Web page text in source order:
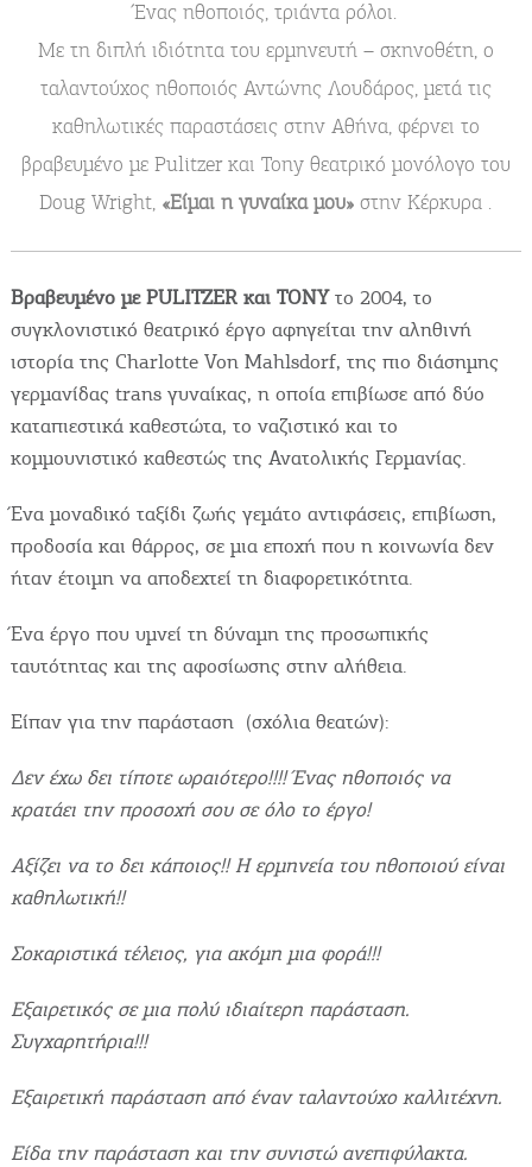
Δραστηριότητες για Μεγάλους & Παιδιά
Φαγητό, Ποτό, Διασκέδαση
ΚΑΤΑΧΩΡΕΊΣΤΕ ΤΗΝ ΕΠΙΧΕΊΡΗΣΗ ΣΑΣ
Μείνετε ενημερωμένοι
Γράψτε για την Κέρκυρα
Χάρτης Προορισμών
Videos
Επικοινωνία
Ένας ηθοποιός, τριάντα ρόλοι.
Με τη διπλή ιδιότητα του ερμηνευτή – σκηνοθέτη, ο
ταλαντούχος ηθοποιός Αντώνης Λουδάρος, μετά τις
καθηλωτικές παραστάσεις στην Αθήνα, φέρνει το
βραβευμένο με Pulitzer και Tony θεατρικό μονόλογο του
Doug Wright, «Είμαι η γυναίκα μου» στην Κέρκυρα .
Βραβευμένο με PULITZER και TONYτο 2004, το
συγκλονιστικό θεατρικό έργο αφηγείται την αληθινή
ιστορία της Charlotte Von Mahlsdorf, της πιο διάσημης
γερμανίδας trans γυναίκας, η οποία επιβίωσε από δύο
καταπιεστικά καθεστώτα, το ναζιστικό και το
κομμουνιστικό καθεστώς της Ανατολικής Γερμανίας.
Ένα μοναδικό ταξίδι ζωής γεμάτο αντιφάσεις, επιβίωση,
προδοσία και θάρρος, σε μια εποχή που η κοινωνία δεν
ήταν έτοιμη να αποδεχτεί τη διαφορετικότητα.
Ένα έργο που υμνεί τη δύναμη της προσωπικής
ταυτότητας και της αφοσίωσης στην αλήθεια.
Είπαν για την παράσταση (σχόλια θεατών):
Δεν έχω δει τίποτε ωραιότερο!!!! Ένας ηθοποιός να
κρατάει την προσοχή σου σε όλο το έργο!
Αξίζει να το δει κάποιος!! Η ερμηνεία του ηθοποιού είναι
καθηλωτική!!
Σοκαριστικά τέλειος, για ακόμη μια φορά!!!
Εξαιρετικός σε μια πολύ ιδιαίτερη παράσταση.
Συγχαρητήρια!!!
Εξαιρετική παράσταση από έναν ταλαντούχο καλλιτέχνη.
Είδα την παράσταση και την συνιστώ ανεπιφύλακτα.